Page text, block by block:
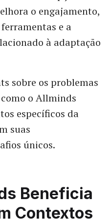
o engajamento,
e a
à adaptação
sobre os problemas
o Allminds
específicos da
suas
únicos.
Beneficia
Contextos